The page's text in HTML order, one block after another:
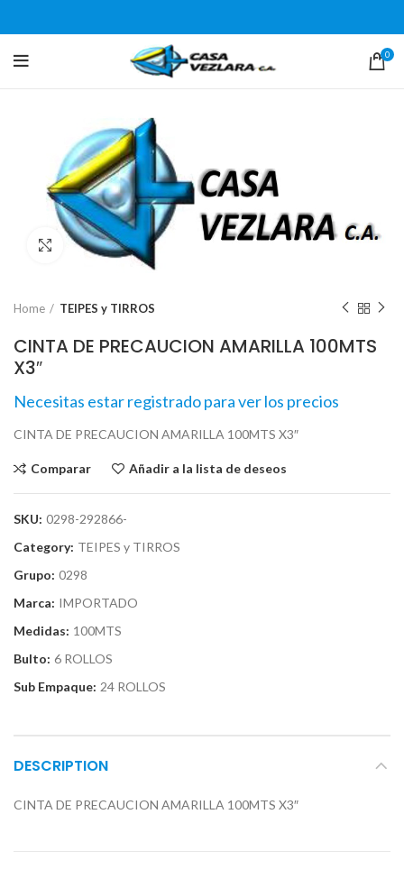
0
Click para agrandar
Home TEIPES y TIRROS
CINTA DE PRECAUCION AMARILLA 100MTS
X3″
Necesitas estar registrado para ver los precios
CINTA DE PRECAUCION AMARILLA 100MTS X3″
Comparar Añadir a la lista de deseos
SKU: 0298-292866-
Category: TEIPES y TIRROS
Grupo: 0298
Marca: IMPORTADO
Medidas: 100MTS
Bulto: 6 ROLLOS
Sub Empaque: 24 ROLLOS
DESCRIPTION
CINTA DE PRECAUCION AMARILLA 100MTS X3″